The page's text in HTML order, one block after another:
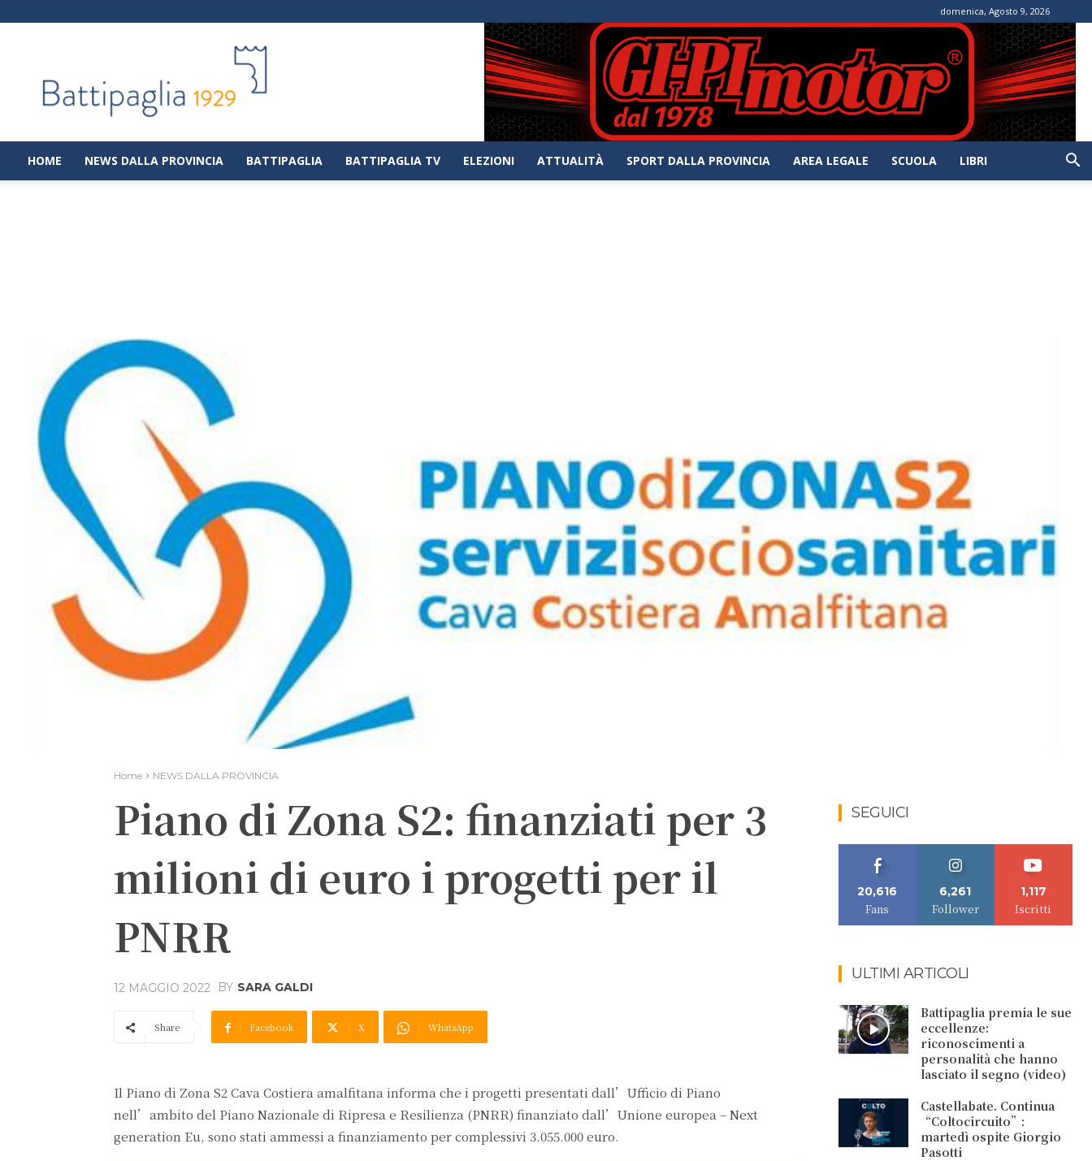
domenica, Agosto 9, 2026
|
Notizie
dalla
città
di
HOME NEWS DALLA PROVINCIA BATTIPAGLIA BATTIPAGLIA TV ELEZIONI ATTUALITÀ SPORT DALLA PROVINCIA AREA LEGALE SCUOLA LIBRI
Home NEWS DALLA PROVINCIA
Piano di Zona S2: finanziati per 3
milioni di euro i progetti per il
PNRR
12 MAGGIO 2022 BY SARA GALDI
Share Facebook X WhatsApp
Il Piano di Zona S2 Cava Costiera amalfitana informa che i progetti presentati dall’Ufficio di Piano
nell’ambito del Piano Nazionale di Ripresa e Resilienza (PNRR) finanziato dall’Unione europea – Next
generation Eu, sono stati ammessi a finanziamento per complessivi 3.055.000 euro.
SEGUICI
20,616
Fans
6,261
Follower
1,117
Iscritti
ULTIMI ARTICOLI
Battipaglia premia le sue
eccellenze:
riconoscimenti a
personalità che hanno
lasciato il segno (video)
Castellabate. Continua
“Coltocircuito”:
martedì ospite Giorgio
Pasotti